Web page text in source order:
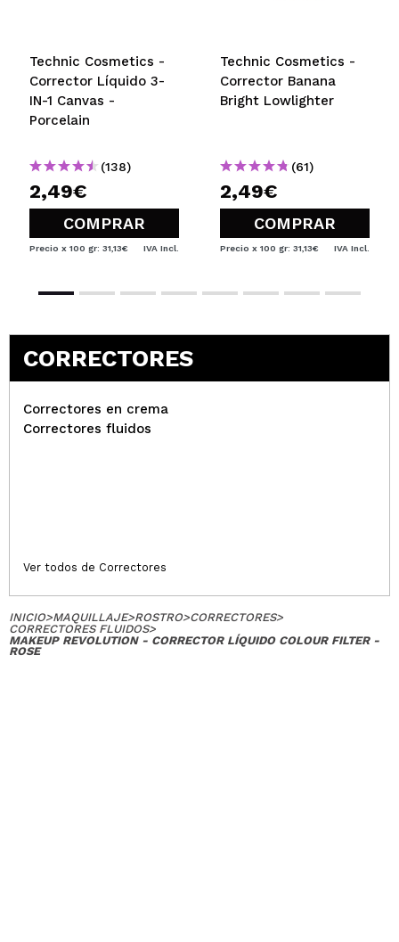
Technic Cosmetics -
Corrector Líquido 3-
IN-1 Canvas -
Porcelain
(138)
2,49€
COMPRAR
Precio x 100 gr: 31,13€ IVA Incl.
Technic Cosmetics -
Corrector Banana
Bright Lowlighter
(61)
2,49€
COMPRAR
Precio x 100 gr: 31,13€ IVA Incl.
CORRECTORES
Correctores en crema
Correctores fluidos
Ver todos de Correctores
INICIO>MAQUILLAJE>ROSTRO>CORRECTORES>
CORRECTORES FLUIDOS>
MAKEUP REVOLUTION - CORRECTOR LÍQUIDO COLOUR FILTER -
ROSE